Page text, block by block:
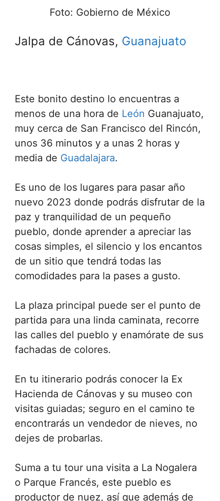
Foto: Gobierno de México
Jalpa de Cánovas, Guanajuato
Este bonito destino lo encuentras a
menos de una hora de León Guanajuato,
muy cerca de San Francisco del Rincón,
unos 36 minutos y a unas 2 horas y
media de Guadalajara.
Es uno de los lugares para pasar año
nuevo 2023 donde podrás disfrutar de la
paz y tranquilidad de un pequeño
pueblo, donde aprender a apreciar las
cosas simples, el silencio y los encantos
de un sitio que tendrá todas las
comodidades para la pases a gusto.
La plaza principal puede ser el punto de
partida para una linda caminata, recorre
las calles del pueblo y enamórate de sus
fachadas de colores.
En tu itinerario podrás conocer la Ex
Hacienda de Cánovas y su museo con
visitas guiadas; seguro en el camino te
encontrarás un vendedor de nieves, no
dejes de probarlas.
Suma a tu tour una visita a La Nogalera
o Parque Francés, este pueblo es
productor de nuez, así que además de